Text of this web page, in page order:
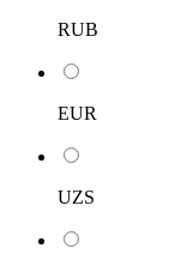
RUB
EUR
UZS